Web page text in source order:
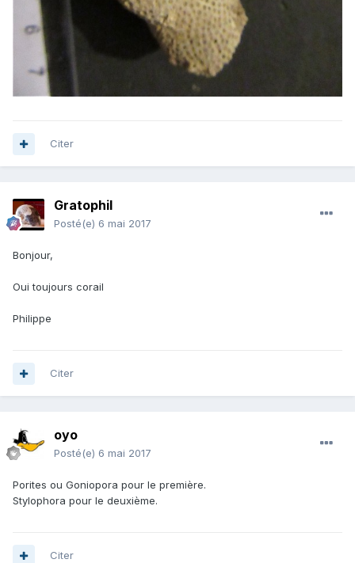
Citer
Gratophil
Posté(e) 6 mai 2017
Bonjour,
Oui toujours corail
Philippe
Citer
oyo
Posté(e) 6 mai 2017
Porites ou Goniopora pour le première.
Stylophora pour le deuxième.
Citer